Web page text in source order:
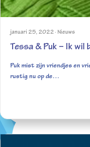
januari 25, 2022 · Nieuws
Tessa & Puk – Ik wil
Puk mist zijn vriendjes en
rustig nu op de…